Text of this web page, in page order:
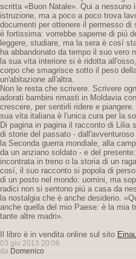
scritta «Buon Natale». Qui a nessuno
istruzione, ma a poco a poco trova
documenti per ottenere il permesso
è fortissima: vorrebbe saperne di piú
leggere, studiare, ma la sera è cosí
ha abbandonato da tempo il suo vero
la sua vita interiore si è ridotta
corpo che smagrisce sotto il peso
un'abitazione all'altra.
Non le resta che scrivere. Scrivere
adorati bambini rimasti in Moldavia
crescere, per sentirli ridere e
sua vita italiana è l'unica cura per la
Di pagina in pagina il racconto di Lilia
di storie del passato -
la Seconda guerra mondiale, alla
da un anziano soldato - e del
incontrata in treno o la storia di un
cosí, il suo racconto si popola di
di un posto nel mondo: uomini, ma
radici non si sentono piú a casa da
la nostalgia che è anche desiderio.
anche quella del mio Paese: è la mia
tante altre madri».
Il libro è in vendita online sul sito
03 giu 2013 20:06
da Domenico